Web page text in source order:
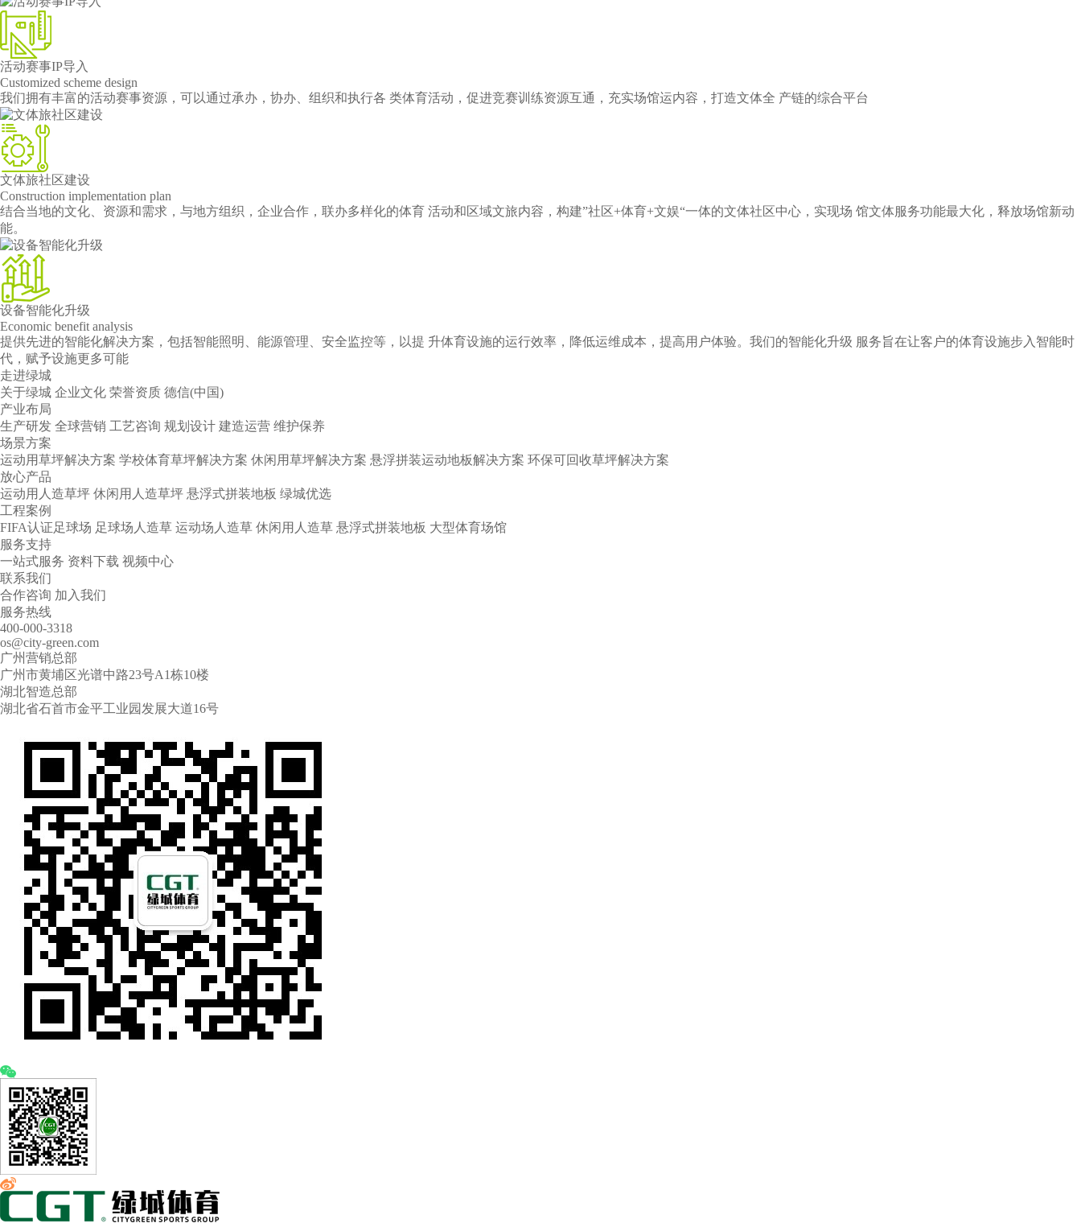
活动赛事IP导入
Customized scheme design
我们拥有丰富的活动赛事资源，可以通过承办，协办、组织和执行各 类体育活动，促进竞赛训练资源互通，充实场馆运内容，打造文体全 产链的综合平台
文体旅社区建设
Construction implementation plan
结合当地的文化、资源和需求，与地方组织，企业合作，联办多样化的体育 活动和区域文旅内容，构建”社区+体育+文娱“一体的文体社区中心，实现场 馆文体服务功能最大化，释放场馆新动
能。
设备智能化升级
Economic benefit analysis
提供先进的智能化解决方案，包括智能照明、能源管理、安全监控等，以提 升体育设施的运行效率，降低运维成本，提高用户体验。我们的智能化升级 服务旨在让客户的体育设施步入智能时
代，赋予设施更多可能
走进绿城
关于绿城 企业文化 荣誉资质 德信(中国)
产业布局
生产研发 全球营销 工艺咨询 规划设计 建造运营 维护保养
场景方案
运动用草坪解决方案 学校体育草坪解决方案 休闲用草坪解决方案 悬浮拼装运动地板解决方案 环保可回收草坪解决方案
放心产品
运动用人造草坪 休闲用人造草坪 悬浮式拼装地板 绿城优选
工程案例
FIFA认证足球场 足球场人造草 运动场人造草 休闲用人造草 悬浮式拼装地板 大型体育场馆
服务支持
一站式服务 资料下载 视频中心
联系我们
合作咨询 加入我们
服务热线
400-000-3318
os@city-green.com
广州营销总部
广州市黄埔区光谱中路23号A1栋10楼
湖北智造总部
湖北省石首市金平工业园发展大道16号